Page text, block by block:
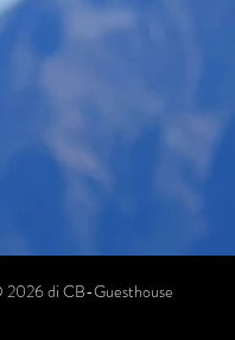
di CB-Guesthouse